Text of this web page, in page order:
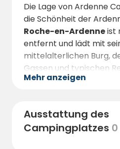
Die Lage von Ardenne
die Schönheit der
Roche-en-Ardenneist
entfernt und lädt mit
mittelalterlichen Burg,
Gassen und typischen
Entdecken ein.
Minuten entfernt und
Gelegenheit, die
beobachten. Kinder
Mehr anzeigen
Ausstattung des
Campingplatzes 0